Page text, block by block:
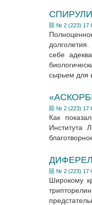
№ 2 (223) 17
себе
сырьем для
№ 2 (223) 17
Как
Института
№ 2 (223) 17
Широкому